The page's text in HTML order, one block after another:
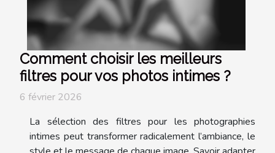
Comment choisir les meilleurs
filtres pour vos photos intimes ?
6 février 2026
La sélection des filtres pour les photographies
intimes peut transformer radicalement l’ambiance, le